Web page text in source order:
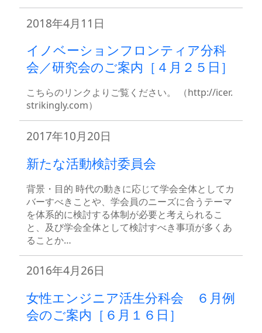
2018年4月11日
イノベーションフロンティア分科
会／研究会のご案内［４月２５日］
こちらのリンクよりご覧ください。 （http://icer.
strikingly.com）
2017年10月20日
新たな活動検討委員会
背景・目的 時代の動きに応じて学会全体としてカ
バーすべきことや、学会員のニーズに合うテーマ
を体系的に検討する体制が必要と考えられるこ
と、及び学会全体として検討すべき事項が多くあ
ることか…
2016年4月26日
女性エンジニア活生分科会 ６月例
会のご案内［６月１６日］